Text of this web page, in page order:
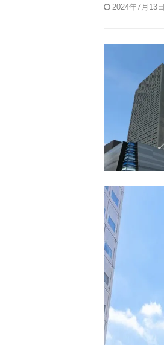
2024年7月13日